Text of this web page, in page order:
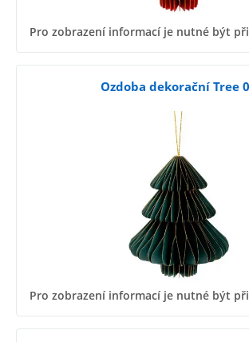
Pro zobrazení informací je nutné být
Ozdoba dekorační Tree
Pro zobrazení informací je nutné být